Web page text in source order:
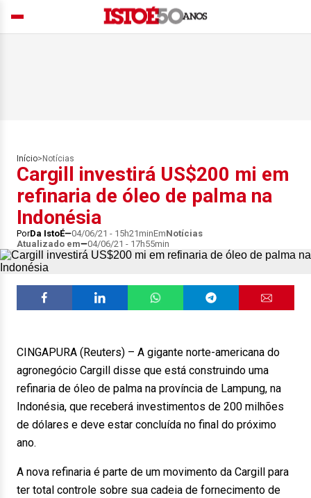
Início> Notícias
Cargill investirá US$200 mi em
refinaria de óleo de palma na
Indonésia
PorDa IstoÉ 04/06/21 - 15h21minEmNotícias
Atualizado em
04/06/21 - 17h55min
CINGAPURA (Reuters) – A gigante norte-americana do
agronegócio Cargill disse que está construindo uma
refinaria de óleo de palma na província de Lampung, na
Indonésia, que receberá investimentos de 200 milhões
de dólares e deve estar concluída no final do próximo
ano.
A nova refinaria é parte de um movimento da Cargill para
ter total controle sobre sua cadeia de fornecimento de